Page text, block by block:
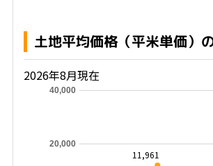
土地平均価格（平米単価）
2026年8月現在
20,000
40,000
11,961